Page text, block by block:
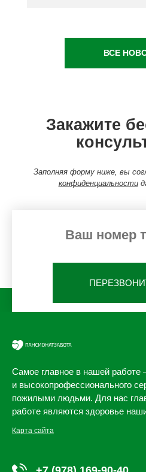
ВСЕ
Закажите
Заполняя форму ниже, вы
конфиденциальности
Самое главное в нашей работе
и высокопрофессионального
пожилыми людьми. Для нас
работе являются здоровье
Карта сайта